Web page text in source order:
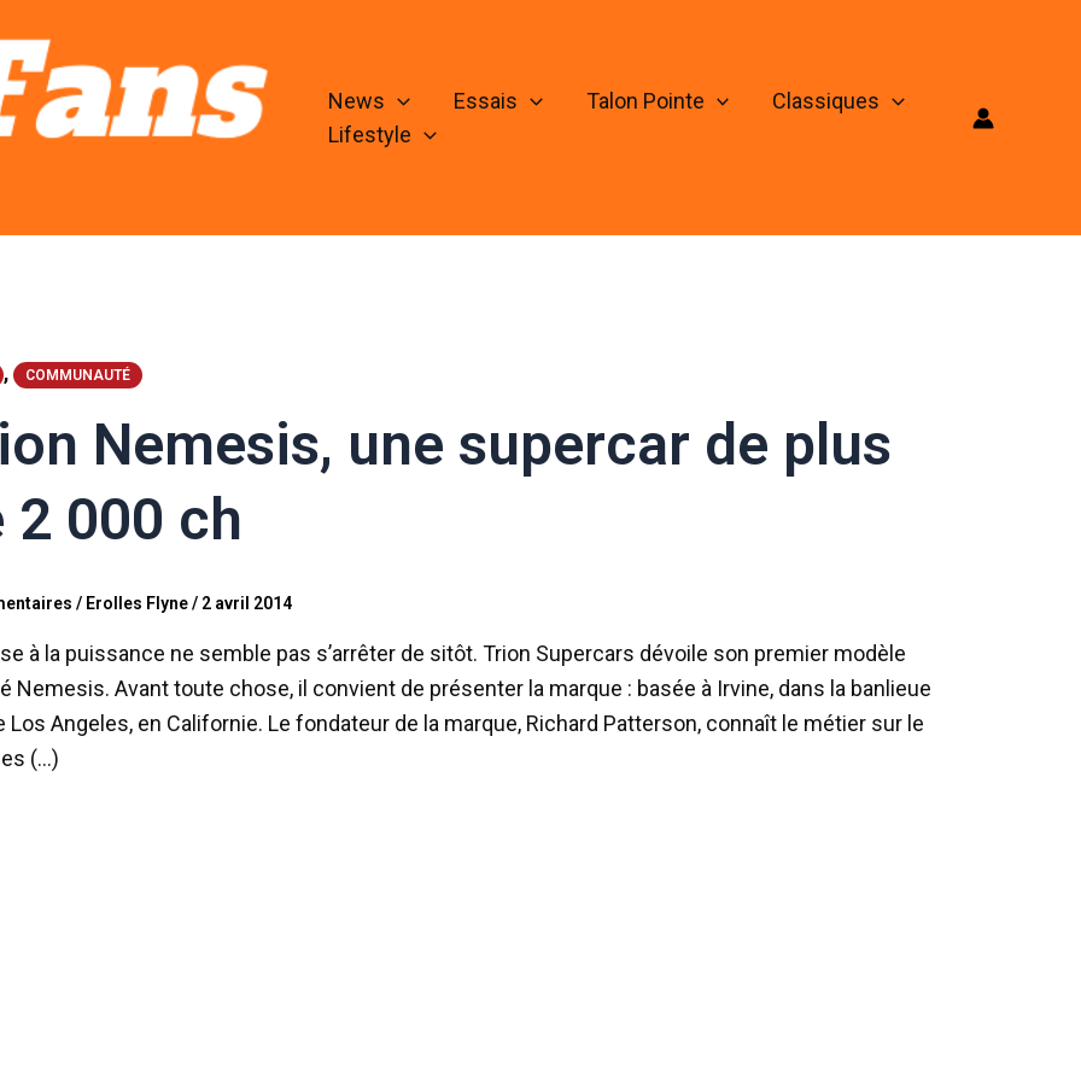
News Essais Talon Pointe
Classiques
Lifestyle
, COMMUNAUTÉ
Nemesis, une supercar de plus
2 000 ch
/ Erolles Flyne/ 2 avril 2014
à la puissance ne semble pas s’arrêter de sitôt. Trion Supercars dévoile son premier modèle
Nemesis. Avant toute chose, il convient de présenter la marque : basée à Irvine, dans la banlieue
Los Angeles, en Californie. Le fondateur de la marque, Richard Patterson, connaît le métier sur le
(…)